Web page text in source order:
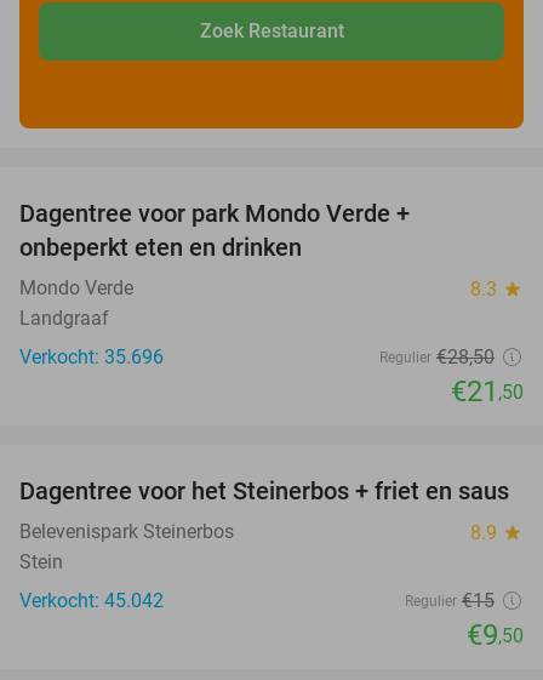
Zoek Restaurant
Dagentree voor park Mondo Verde +
onbeperkt eten en drinken
Mondo Verde 8.3 star
Landgraaf
Verkocht: 35.696
Regulier €28,50
€21 ,50
37%
Dagentree voor het Steinerbos + friet en saus
Belevenispark Steinerbos 8.9 star
Stein
Verkocht: 45.042
Regulier €15
€9,50